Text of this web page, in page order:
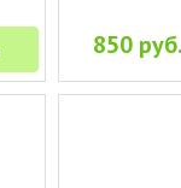
850 руб.